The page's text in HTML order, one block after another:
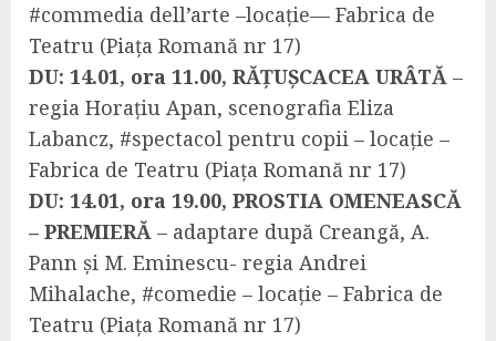
#commedia dell’arte –locație— Fabrica de
Teatru (Piața Romană nr 17)
DU: 14.01, ora 11.00, RĂȚUȘCACEA URÂTĂ –
regia Horațiu Apan, scenografia Eliza
Labancz, #spectacol pentru copii – locație –
Fabrica de Teatru (Piața Romană nr 17)
DU: 14.01, ora 19.00, PROSTIA OMENEASCĂ
– PREMIERĂ – adaptare după Creangă, A.
Pann și M. Eminescu- regia Andrei
Mihalache, #comedie – locație – Fabrica de
Teatru (Piața Romană nr 17)